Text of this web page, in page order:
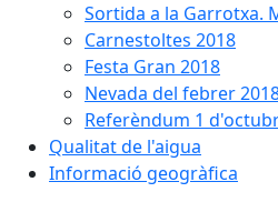
Sortida a la Garrotxa.
Carnestoltes 2018
Festa Gran 2018
Nevada del febrer
Referèndum 1
Qualitat de l'aigua
Informació geogràfica